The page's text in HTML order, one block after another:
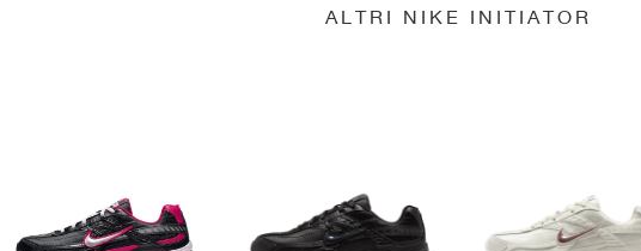
ALTRI NIKE INITIATOR